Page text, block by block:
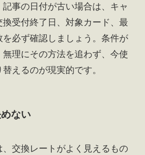
記事の日付が古い場合は、キャ
換受付終了日、対象カード、最
必ず確認しましょう。条件が
理にその方法を追わず、今使
えるのが現実的です。
ない
、交換レートがよく見えるもの